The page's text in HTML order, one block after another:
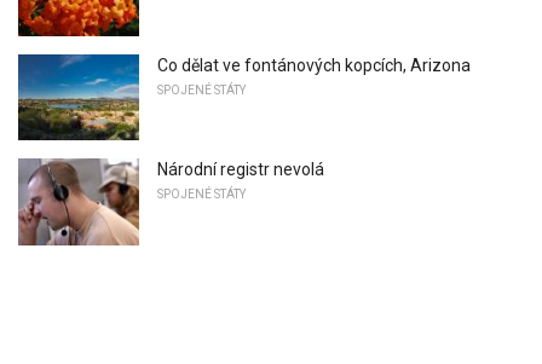
Co dělat ve fontánových kopcích, Arizona
SPOJENÉ STÁTY
Národní registr nevolá
SPOJENÉ STÁTY